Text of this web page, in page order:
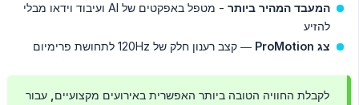
המעבד המהיר ביותר
- מטפל באפקטים של AI ועיבוד וידאו מבלי
להזיע
צג ProMotion
— קצב רענון חלק של 120Hz לתחושת פרימיום
לקבלת החוויה הטובה ביותר האפשרית באירועים מקצועיים, עבור